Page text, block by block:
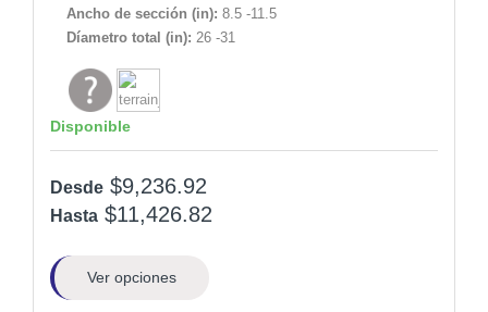
Ancho de sección (in): 8.5 -11.5
Díametro total (in): 26 -31
Disponible
Desde $9,236.92
Hasta $11,426.82
Ver opciones